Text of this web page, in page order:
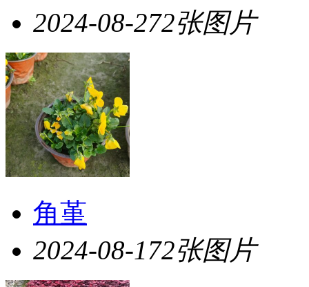
2024-08-272张图片
角堇
2024-08-172张图片